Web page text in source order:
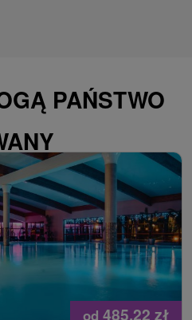
PAŃSTWO
od 485,22 zł